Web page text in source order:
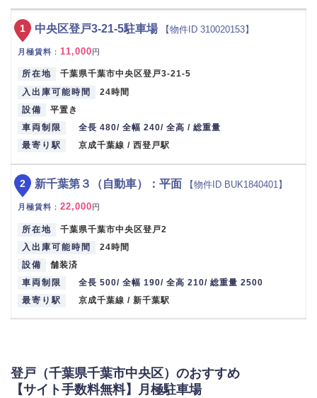
中央区登戸3-21-5駐車場 【物件ID 310020153】
月極賃料 ： 11,000円
所在地
千葉県千葉市中央区登戸3-21-5
入出庫可能時間
24時間
設備
平置き
車両制限
全長 480/ 全幅 240/ 全高 / 総重量
最寄り駅
京成千葉線 / 西登戸駅
1
新千葉第３（自動車）：平面 【物件ID BUK1840401】
月極賃料 ： 22,000 円
所在地
千葉県千葉市中央区登戸2
入出庫可能時間
24時間
設備
舗装済
車両制限
全長 500/ 全幅 190/ 全高 210/ 総重量 2500
最寄り駅
京成千葉線 / 新千葉駅
2
登戸（千葉県千葉市中央区）のおすすめ
【サイト手数料無料】月極駐車場